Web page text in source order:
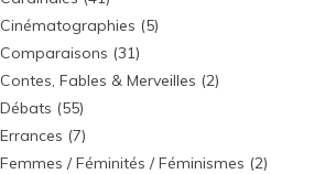
Cinématographies (5)
Comparaisons (31)
Contes, Fables & Merveilles (2)
Débats (55)
Errances (7)
Femmes / Féminités / Féminismes (2)